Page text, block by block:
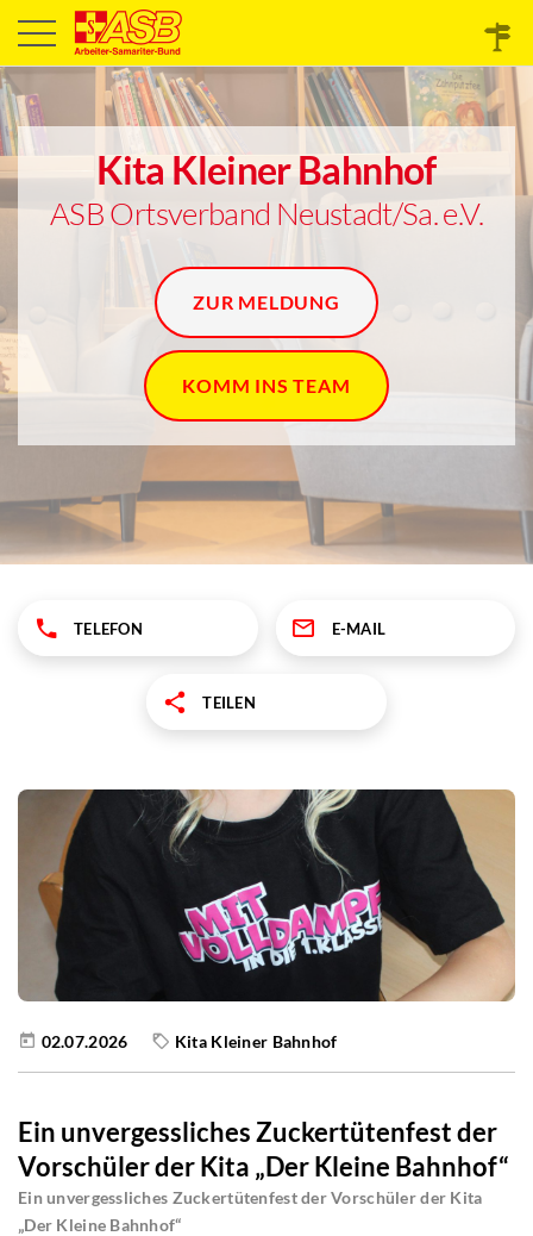
Kita Kleiner Bahnhof
ASB Ortsverband Neustadt/Sa. e.V.
ZUR MELDUNG
KOMM INS TEAM
TELEFON E-MAIL
TEILEN
02.07.2026 Kita Kleiner Bahnhof
Ein unvergessliches Zuckertütenfest der
Vorschüler der Kita „Der Kleine Bahnhof“
Ein unvergessliches Zuckertütenfest der Vorschüler der Kita
„Der Kleine Bahnhof“